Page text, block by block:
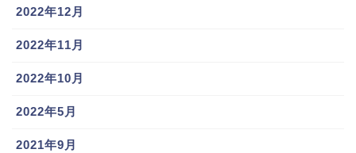
2022年12月
2022年11月
2022年10月
2022年5月
2021年9月